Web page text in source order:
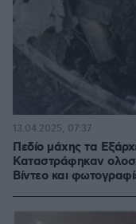
Πεδίο μάχης τα
Καταστράφηκαν
Βίντεο και
13.04.2025, 07:37